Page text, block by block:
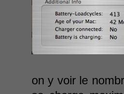
on y voir le